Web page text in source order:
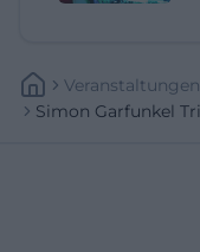
Veranstaltungen
Simon Garfunkel